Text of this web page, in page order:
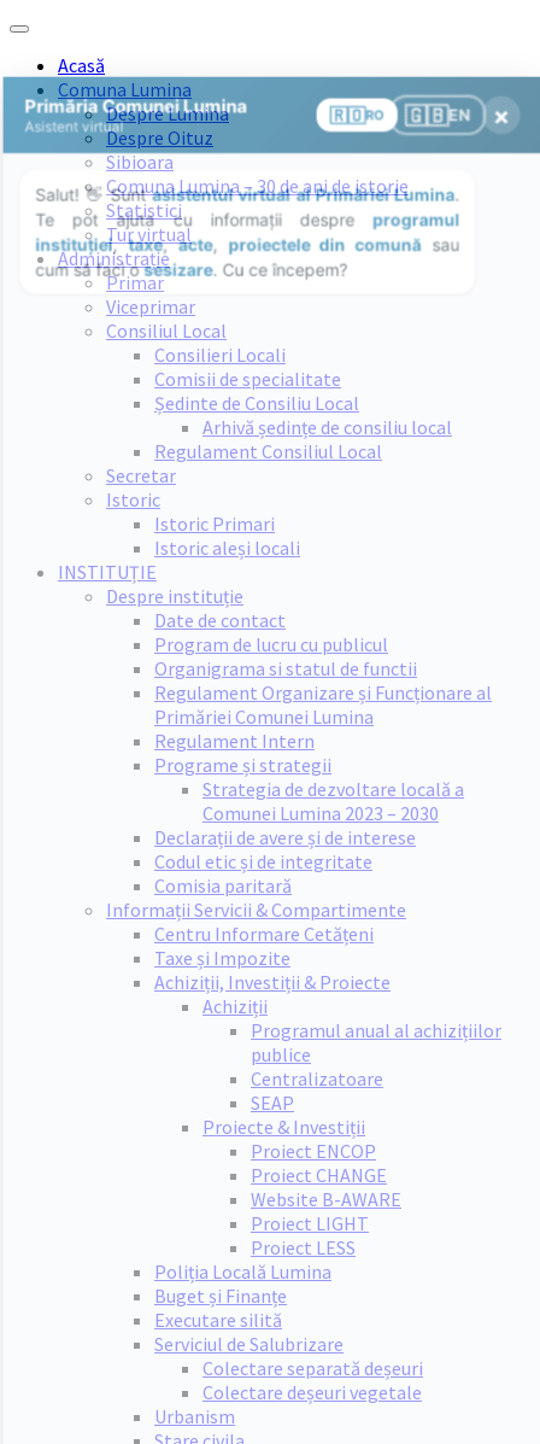
Skip
content
Skip
sidebar
Skip
right
sidebar
Skip
footerAcasă
Comuna Lumina
Despre Lumina
Despre Oituz
Sibioara
Comuna Lumina – 30 de ani de istorie
Statistici
Tur virtual
Administrație
Primar
Viceprimar
Consiliul Local
Consilieri Locali
Comisii de specialitate
Ședinte de Consiliu Local
Arhivă ședințe de consiliu local
Regulament Consiliul Local
Secretar
Istoric
Istoric Primari
Istoric aleși locali
INSTITUȚIE
Despre instituție
Date de contact
Program de lucru cu publicul
Organigrama si statul de functii
Regulament Organizare și Funcționare al
Primăriei Comunei Lumina
Regulament Intern
Programe și strategii
Strategia de dezvoltare locală a
Comunei Lumina 2023 – 2030
Declarații de avere și de interese
Codul etic și de integritate
Comisia paritară
Informații Servicii & Compartimente
Centru Informare Cetățeni
Taxe și Impozite
Achiziții, Investiții & Proiecte
Achiziții
Programul anual al achizițiilor
publice
Centralizatoare
SEAP
Proiecte & Investiții
Proiect ENCOP
Proiect CHANGE
Website B-AWARE
Proiect LIGHT
Proiect LESS
Poliția Locală Lumina
Buget și Finanțe
Executare silită
Serviciul de Salubrizare
Colectare separată deșeuri
Colectare deșeuri vegetale
Urbanism